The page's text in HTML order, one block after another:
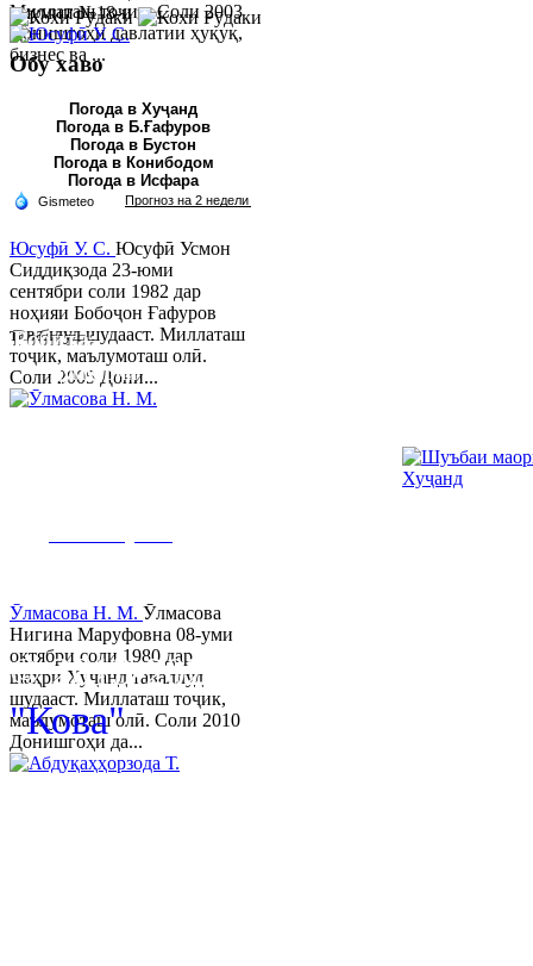
Миллаташ тоҷик. Соли 2003
Донишгоҳи давлатии ҳуқуқ,
бизнес ва ...
умумии №18-и ш...
Юсуфӣ У. C. Юсуфӣ Усмон
Сиддиқзода 23-юми
сентябри соли 1982 дар
ноҳияи Бобоҷон Ғафуров
таваллуд шудааст. Миллаташ
тоҷик, маълумоташ олӣ.
Соли 2005 Дони...
Ӯлмасова Н. М. Ӯлмасова
Нигина Маруфовна 08-уми
октябри соли 1980 дар
шаҳри Хуҷанд таваллуд
шудааст. Миллаташ тоҷик,
маълумоташ олӣ. Соли 2010
Донишгоҳи да...
Обу хаво
Погода в Хуҷанд
Погода в Б.Ғафуров
Погода в Бустон
Погода в Конибодом
Погода в Исфара
Робита:
Ҷумҳурии Тоҷикистон, вилояти Суғд,
© 2013-2023 Таҳиягар ва
"Кова"